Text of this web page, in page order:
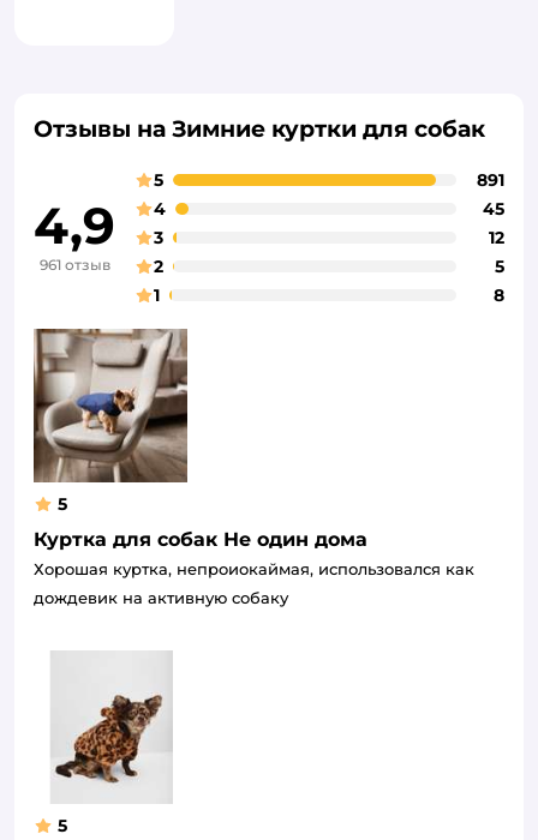
Отзывы на Зимние куртки для собак
4,9
961 отзыв
5
891
4
45
3
12
2
5
1
8
5
Куртка для собак Не один дома
Хорошая куртка, непроиокаймая, использовался как
дождевик на активную собаку
5